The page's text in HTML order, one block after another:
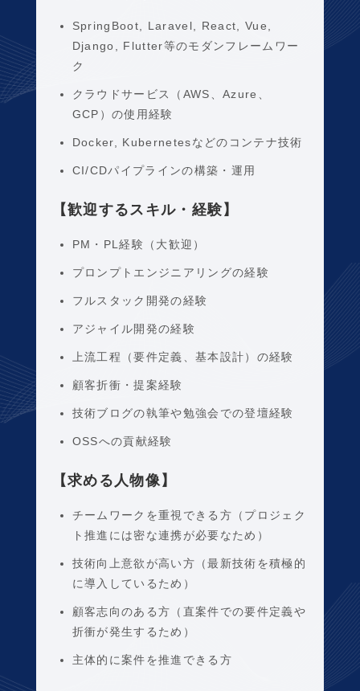
SpringBoot, Laravel, React, Vue,
Django, Flutter等のモダンフレームワー
ク
クラウドサービス（AWS、Azure、
GCP）の使用経験
Docker, Kubernetesなどのコンテナ技術
CI/CDパイプラインの構築・運用
【歓迎するスキル・経験】
PM・PL経験（大歓迎）
プロンプトエンジニアリングの経験
フルスタック開発の経験
アジャイル開発の経験
上流工程（要件定義、基本設計）の経験
顧客折衝・提案経験
技術ブログの執筆や勉強会での登壇経験
OSSへの貢献経験
【求める人物像】
チームワークを重視できる方（プロジェク
ト推進には密な連携が必要なため）
技術向上意欲が高い方（最新技術を積極的
に導入しているため）
顧客志向のある方（直案件での要件定義や
折衝が発生するため）
主体的に案件を推進できる方